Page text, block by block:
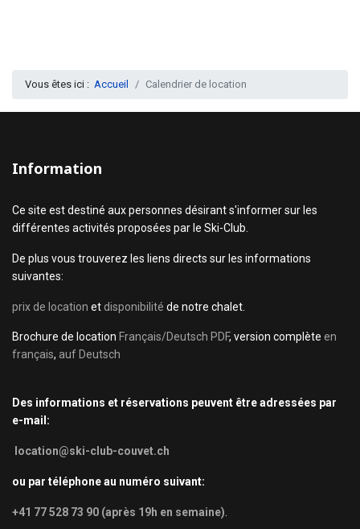
Vous êtes ici : Accueil Calendrier de location
Information
Ce site est destiné aux personnes désirant s'informer sur les
différentes activités proposées par le Ski-Club.
De plus vous trouverez les liens directs sur les informations
suivantes:
prix de location et disponibilité de notre chalet.
Brochure de location Français/Deutsch PDF, version complète en
français, auf Deutsch
Des informations et réservations peuvent être adressées par
e-mail:
location@ski-club-couvet.ch
ou par téléphone au numéro suivant:
+41 77 528 73 90 (après 19h en semaine)